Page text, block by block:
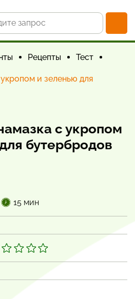
Рецепты
Тест
и зеленью для
с укропом
бутербродов
15 мин